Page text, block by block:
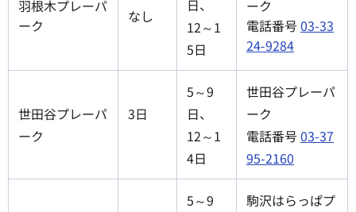
羽根木プレーパ
ーク
なし
日、
12～1
5日
ーク
電話番号03-33
24-9284
世田谷プレーパ
ーク
3日
5～9
日、
12～1
4日
世田谷プレーパ
ーク
電話番号03-37
95-2160
5～9
駒沢はらっぱプ